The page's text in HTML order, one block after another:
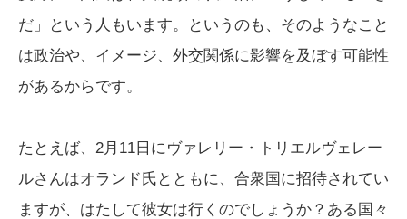
だ」という人もいます。というのも、そのようなこと
は政治や、イメージ、外交関係に影響を及ぼす可能性
があるからです。
たとえば、2月11日にヴァレリー・トリエルヴェレー
ルさんはオランド氏とともに、合衆国に招待されてい
ますが、はたして彼女は行くのでしょうか？ある国々